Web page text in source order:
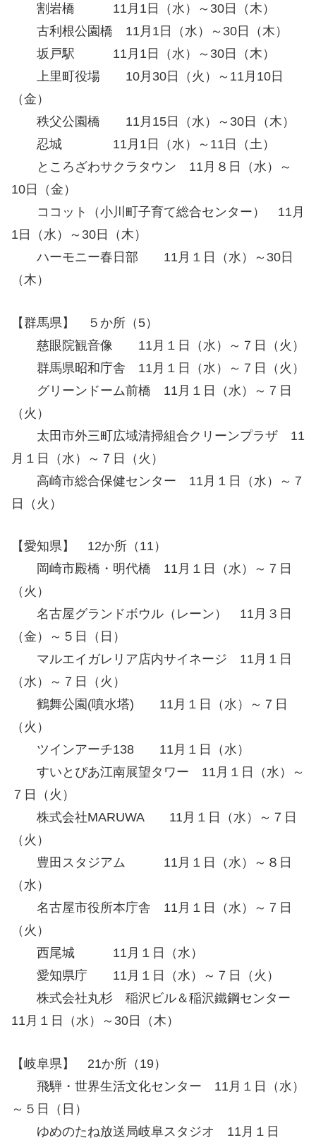
割岩橋 11月1日（水）～30日（木）
古利根公園橋 11月1日（水）～30日（木）
坂戸駅 11月1日（水）～30日（木）
上里町役場 10月30日（火）～11月10日
（金）
秩父公園橋 11月15日（水）～30日（木）
忍城 11月1日（水）～11日（土）
ところざわサクラタウン 11月８日（水）～
10日（金）
ココット（小川町子育て総合センター） 11月
1日（水）～30日（木）
ハーモニー春日部 11月１日（水）～30日
（木）
【群馬県】 ５か所（5）
慈眼院観音像 11月１日（水）～７日（火）
群馬県昭和庁舎 11月１日（水）～７日（火）
グリーンドーム前橋 11月１日（水）～７日
（火）
太田市外三町広域清掃組合クリーンプラザ 11
月１日（水）～７日（火）
高崎市総合保健センター 11月１日（水）～７
日（火）
【愛知県】 12か所（11）
岡崎市殿橋・明代橋 11月１日（水）～７日
（火）
名古屋グランドボウル（レーン） 11月３日
（金）～５日（日）
マルエイガレリア店内サイネージ 11月１日
（水）～７日（火）
鶴舞公園(噴水塔) 11月１日（水）～７日
（火）
ツインアーチ138 11月１日（水）
すいとぴあ江南展望タワー 11月１日（水）～
７日（火）
株式会社MARUWA 11月１日（水）～７日
（火）
豊田スタジアム 11月１日（水）～８日
（水）
名古屋市役所本庁舎 11月１日（水）～７日
（火）
西尾城 11月１日（水）
愛知県庁 11月１日（水）～７日（火）
株式会社丸杉 稲沢ビル＆稲沢鐵鋼センター
11月１日（水）～30日（木）
【岐阜県】 21か所（19）
飛騨・世界生活文化センター 11月１日（水）
～５日（日）
ゆめのたね放送局岐阜スタジオ 11月１日